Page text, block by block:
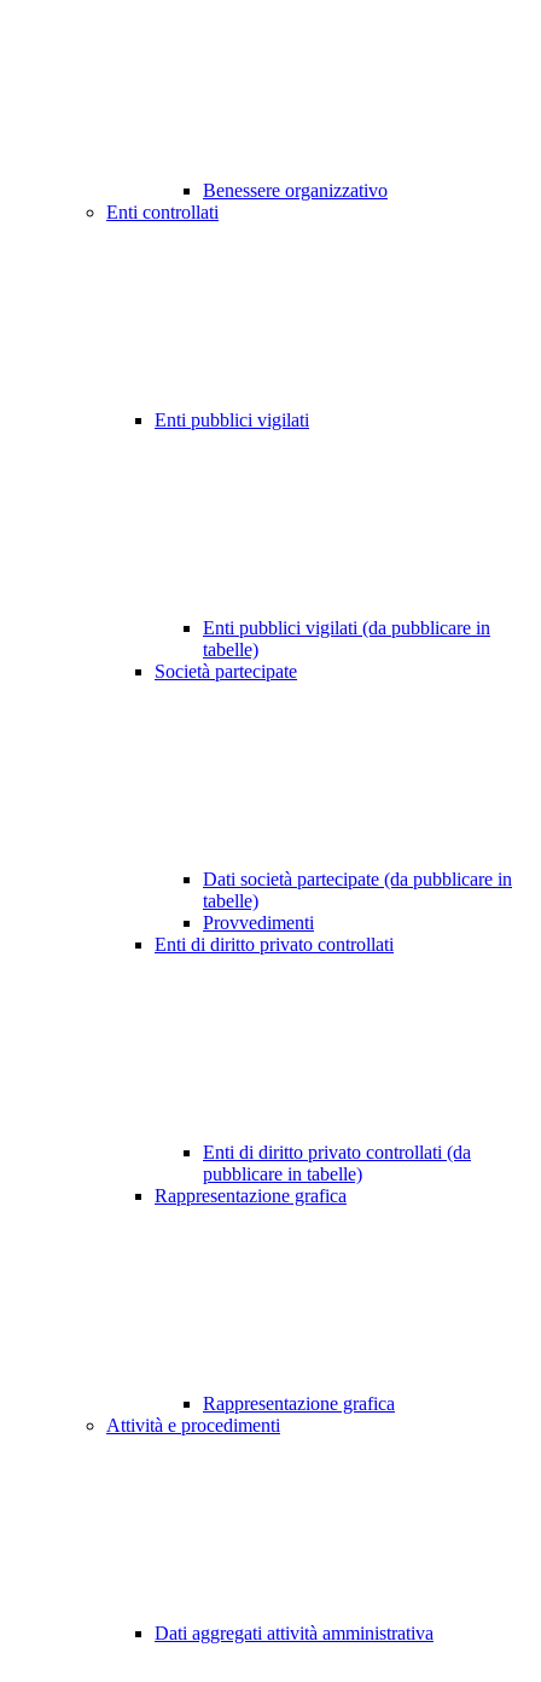
Benessere organizzativo
Enti controllati
Enti pubblici vigilati
Enti pubblici vigilati (da pubblicare in
tabelle)
Società partecipate
Dati società partecipate (da pubblicare in
tabelle)
Provvedimenti
Enti di diritto privato controllati
Enti di diritto privato controllati (da
pubblicare in tabelle)
Rappresentazione grafica
Rappresentazione grafica
Attività e procedimenti
Dati aggregati attività amministrativa